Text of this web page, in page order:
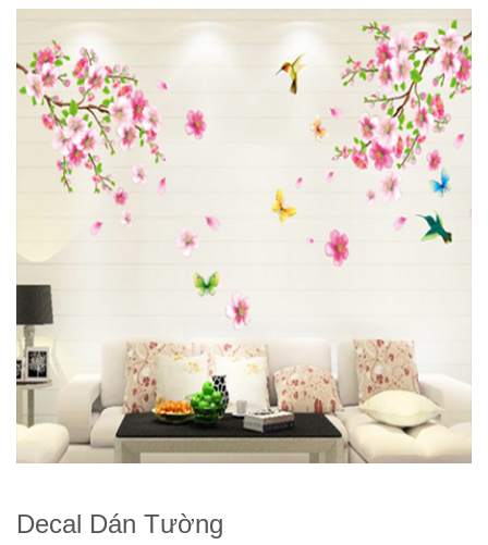
Decal Dán Tường